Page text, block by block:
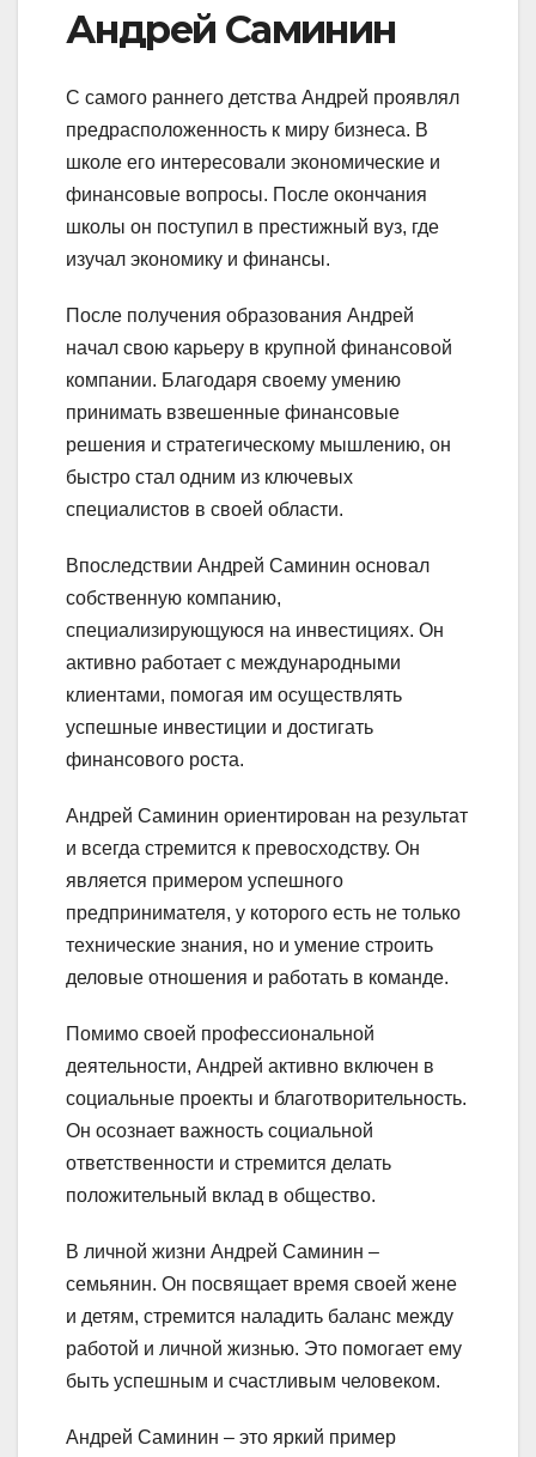
Андрей Саминин
С самого раннего детства Андрей проявлял
предрасположенность к миру бизнеса. В
школе его интересовали экономические и
финансовые вопросы. После окончания
школы он поступил в престижный вуз, где
изучал экономику и финансы.
После получения образования Андрей
начал свою карьеру в крупной финансовой
компании. Благодаря своему умению
принимать взвешенные финансовые
решения и стратегическому мышлению, он
быстро стал одним из ключевых
специалистов в своей области.
Впоследствии Андрей Саминин основал
собственную компанию,
специализирующуюся на инвестициях. Он
активно работает с международными
клиентами, помогая им осуществлять
успешные инвестиции и достигать
финансового роста.
Андрей Саминин ориентирован на результат
и всегда стремится к превосходству. Он
является примером успешного
предпринимателя, у которого есть не только
технические знания, но и умение строить
деловые отношения и работать в команде.
Помимо своей профессиональной
деятельности, Андрей активно включен в
социальные проекты и благотворительность.
Он осознает важность социальной
ответственности и стремится делать
положительный вклад в общество.
В личной жизни Андрей Саминин –
семьянин. Он посвящает время своей жене
и детям, стремится наладить баланс между
работой и личной жизнью. Это помогает ему
быть успешным и счастливым человеком.
Андрей Саминин – это яркий пример